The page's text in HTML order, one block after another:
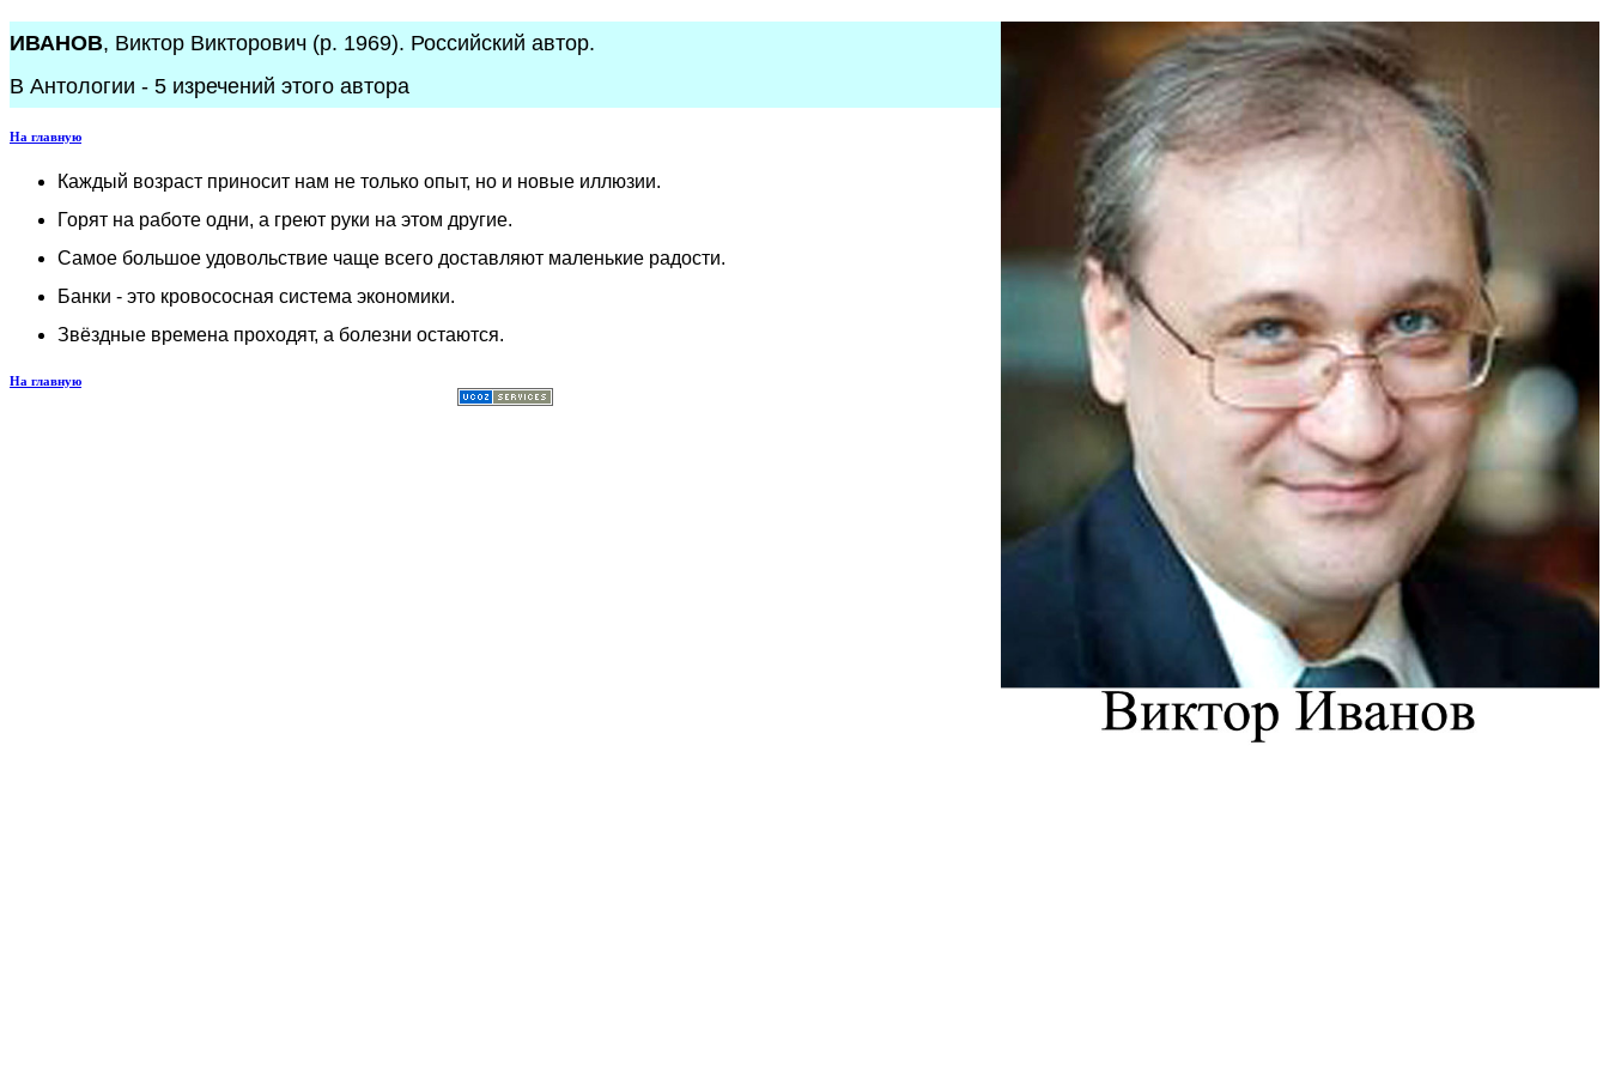
ИВАНОВ, Виктор Викторович (р. 1969). Российский автор.
В Антологии - 5 изречений этого автора
На главную
Каждый возраст приносит нам не только опыт, но и новые иллюзии.
Горят на работе одни, а греют руки на этом другие.
Самое большое удовольствие чаще всего доставляют маленькие радости.
Банки - это кровососная система экономики.
Звёздные времена проходят, а болезни остаются.
На главную